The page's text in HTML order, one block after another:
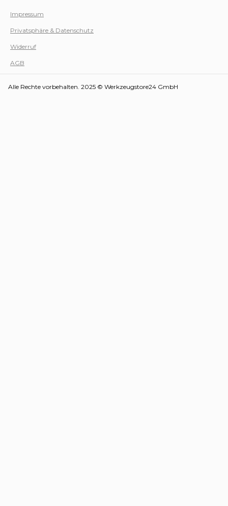
Impressum
Privatsphäre & Datenschutz
Widerruf
AGB
Alle Rechte vorbehalten. 2025 © Werkzeugstore24 GmbH